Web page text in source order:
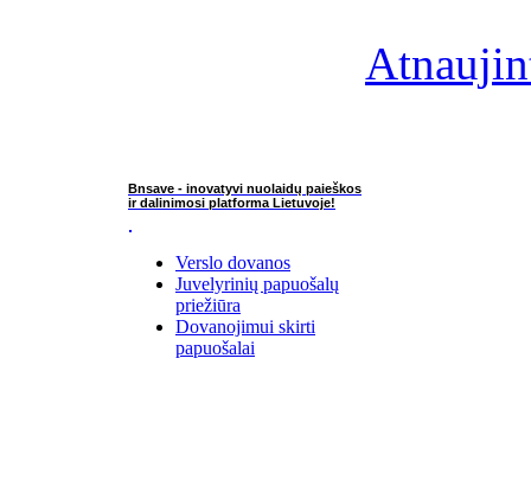
Bnsave - inovatyvi nuolaidų paieškos
ir dalinimosi platforma Lietuvoje!
Verslo dovanos
Juvelyrinių papuošalų
priežiūra
Dovanojimui skirti
papuošalai